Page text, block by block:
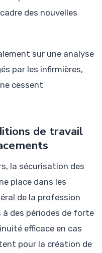
des nouvelles
sur une analyse
par les infirmières,
cessent
de travail
la sécurisation des
place dans les
de la profession
à des périodes de forte
efficace en cas
pour la création de